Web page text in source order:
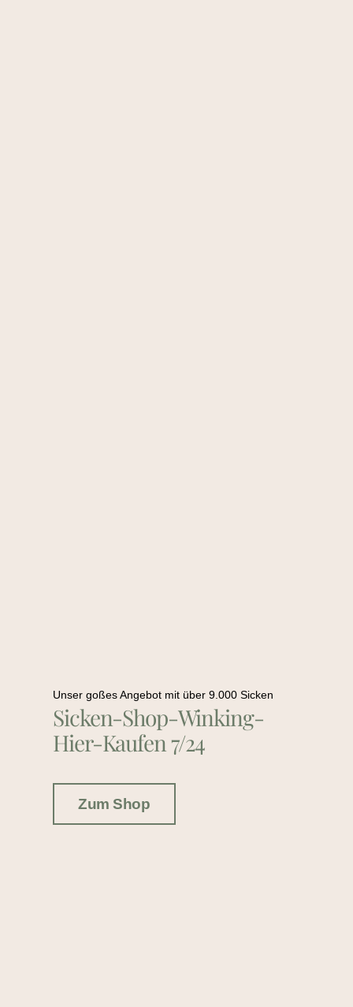
Unser goßes Angebot mit über 9.000 Sicken
Sicken-Shop-Winking-
Hier-Kaufen 7/24
Zum Shop